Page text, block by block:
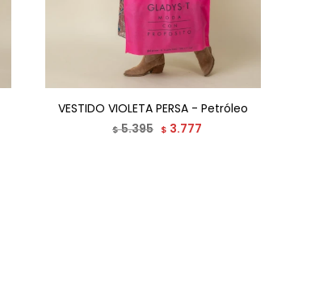
VESTIDO VIOLETA PERSA - Petróleo
$5.395 $ 3.777